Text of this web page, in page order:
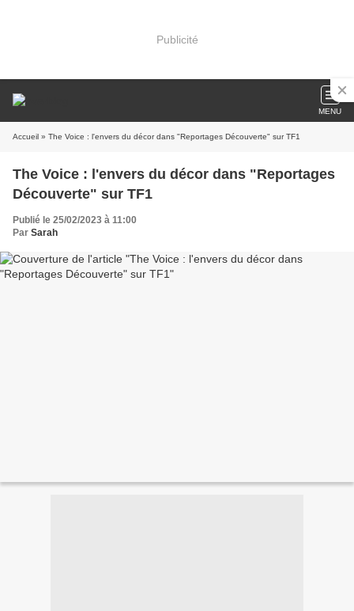
Publicité
MENU
Accueil » The Voice : l'envers du décor dans "Reportages Découverte" sur TF1
The Voice : l'envers du décor dans "Reportages
Découverte" sur TF1
Publié le 25/02/2023 à 11:00
Par Sarah